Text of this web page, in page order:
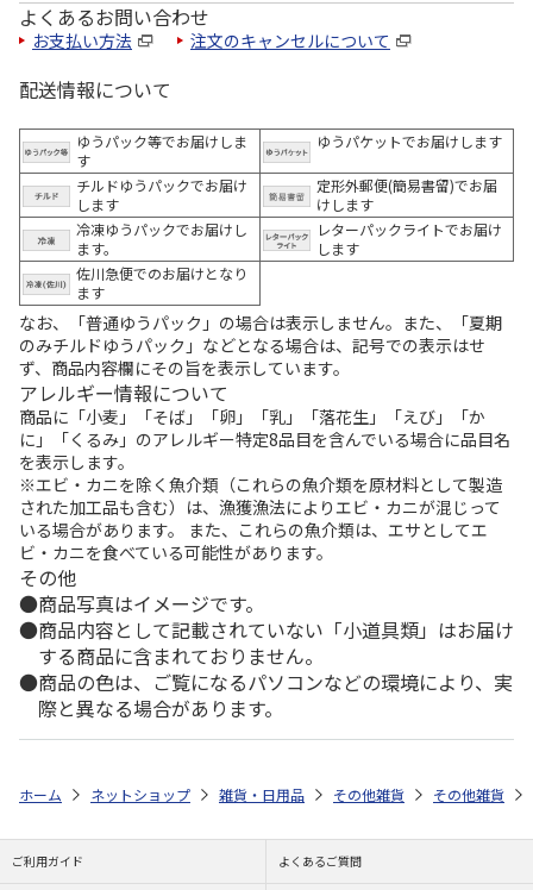
よくあるお問い合わせ
お支払い方法 注文のキャンセルについて
配送情報について
ゆうパック等でお届けしま
す
ゆうパケットでお届けします
チルドゆうパックでお届け
します
定形外郵便(簡易書留)でお届
けします
冷凍ゆうパックでお届けし
ます。
レターパックライトでお届け
します
佐川急便でのお届けとなり
ます
なお、「普通ゆうパック」の場合は表示しません。また、「夏期
のみチルドゆうパック」などとなる場合は、記号での表示はせ
ず、商品内容欄にその旨を表示しています。
アレルギー情報について
商品に「小麦」「そば」「卵」「乳」「落花生」「えび」「か
に」「くるみ」のアレルギー特定8品目を含んでいる場合に品目名
を表示します。
※エビ・カニを除く魚介類（これらの魚介類を原材料として製造
された加工品も含む）は、漁獲漁法によりエビ・カニが混じって
いる場合があります。 また、これらの魚介類は、エサとしてエ
ビ・カニを食べている可能性があります。
その他
商品写真はイメージです。
商品内容として記載されていない「小道具類」はお届け
する商品に含まれておりません。
商品の色は、ご覧になるパソコンなどの環境により、実
際と異なる場合があります。
ホーム ネットショップ 雑貨・日用品 その他雑貨 その他雑貨
ご利用ガイド よくあるご質問